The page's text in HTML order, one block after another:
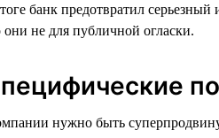
банк предотвратил
не для публичной огласки.
нужно быть